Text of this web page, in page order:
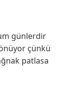
günlerdir
çünkü
patlasa